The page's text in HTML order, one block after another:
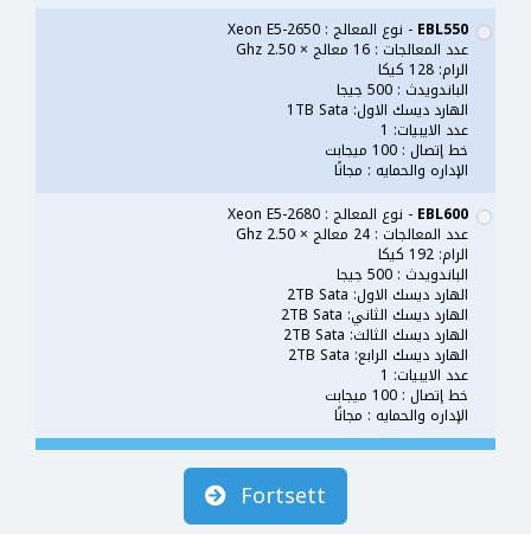
EBL550 - نوع المعالج : Xeon E5-2650
عدد المعالجات : 16 معالج × 2.50 Ghz
الرام: 128 كيكا
الباندويدث : 500 جيجا
الهارد ديسك الاول: 1TB Sata
عدد الايبيات: 1
خط إتصال : 100 ميجابت
الإداره والحمايه : مجانًا
EBL600 - نوع المعالج : Xeon E5-2680
عدد المعالجات : 24 معالج × 2.50 Ghz
الرام: 192 كيكا
الباندويدث : 500 جيجا
الهارد ديسك الاول: 2TB Sata
الهارد ديسك الثاني: 2TB Sata
الهارد ديسك الثالث: 2TB Sata
الهارد ديسك الرابع: 2TB Sata
عدد الايبيات: 1
خط إتصال : 100 ميجابت
الإداره والحمايه : مجانًا
Fortsett